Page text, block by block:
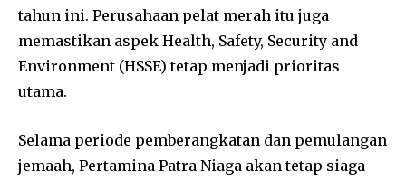
tahun ini. Perusahaan pelat merah itu juga
memastikan aspek Health, Safety, Security and
Environment (HSSE) tetap menjadi prioritas
utama.
Selama periode pemberangkatan dan pemulangan
jemaah, Pertamina Patra Niaga akan tetap siaga